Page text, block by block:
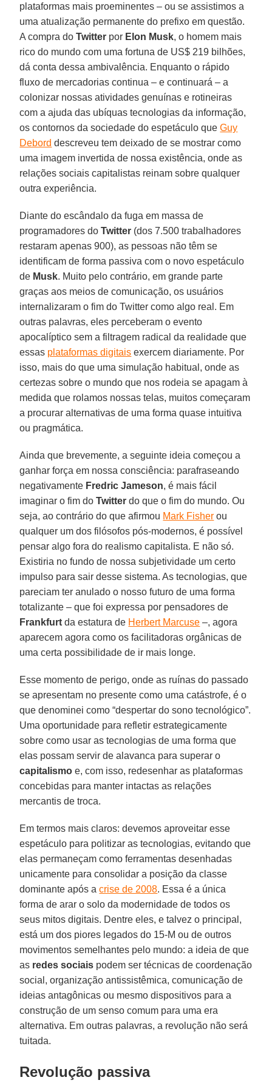
plataformas mais proeminentes – ou se assistimos a
uma atualização permanente do prefixo em questão.
A compra doTwitter por Elon Musk, o homem mais
rico do mundo com uma fortuna de US$ 219 bilhões,
dá conta dessa ambivalência. Enquanto o rápido
fluxo de mercadorias continua – e continuará – a
colonizar nossas atividades genuínas e rotineiras
com a ajuda das ubíquas tecnologias da informação,
os contornos da sociedade do espetáculo queGuy
Debord descreveu tem deixado de se mostrar como
uma imagem invertida de nossa existência, onde as
relações sociais capitalistas reinam sobre qualquer
outra experiência.
Diante do escândalo da fuga em massa de
programadores doTwitter (dos 7.500 trabalhadores
restaram apenas 900), as pessoas não têm se
identificam de forma passiva com o novo espetáculo
de Musk. Muito pelo contrário, em grande parte
graças aos meios de comunicação, os usuários
internalizaram o fim do Twitter como algo real. Em
outras palavras, eles perceberam o evento
apocalíptico sem a filtragem radical da realidade que
essas plataformas digitais exercem diariamente. Por
isso, mais do que uma simulação habitual, onde as
certezas sobre o mundo que nos rodeia se apagam à
medida que rolamos nossas telas, muitos começaram
a procurar alternativas de uma forma quase intuitiva
ou pragmática.
Ainda que brevemente, a seguinte ideia começou a
ganhar força em nossa consciência: parafraseando
negativamente Fredric Jameson, é mais fácil
imaginar o fim doTwitter do que o fim do mundo. Ou
seja, ao contrário do que afirmou Mark Fisher ou
qualquer um dos filósofos pós-modernos, é possível
pensar algo fora do realismo capitalista. E não só.
Existiria no fundo de nossa subjetividade um certo
impulso para sair desse sistema. As tecnologias, que
pareciam ter anulado o nosso futuro de uma forma
totalizante – que foi expressa por pensadores de
Frankfurt da estatura de Herbert Marcuse –, agora
aparecem agora como os facilitadoras orgânicas de
uma certa possibilidade de ir mais longe.
Esse momento de perigo, onde as ruínas do passado
se apresentam no presente como uma catástrofe, é o
que denominei como “despertar do sono tecnológico”.
Uma oportunidade para refletir estrategicamente
sobre como usar as tecnologias de uma forma que
elas possam servir de alavanca para superar o
capitalismo e, com isso, redesenhar as plataformas
concebidas para manter intactas as relações
mercantis de troca.
Em termos mais claros: devemos aproveitar esse
espetáculo para politizar as tecnologias, evitando que
elas permaneçam como ferramentas desenhadas
unicamente para consolidar a posição da classe
dominante após acrise de 2008. Essa é a única
forma de arar o solo da modernidade de todos os
seus mitos digitais. Dentre eles, e talvez o principal,
está um dos piores legados do 15-M ou de outros
movimentos semelhantes pelo mundo: a ideia de que
as redes sociais podem ser técnicas de coordenação
social, organização antissistêmica, comunicação de
ideias antagônicas ou mesmo dispositivos para a
construção de um senso comum para uma era
alternativa. Em outras palavras, a revolução não será
tuitada.
Revolução passiva